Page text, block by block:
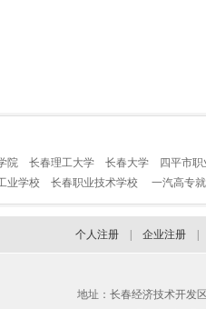
院 长春理工大学 长春大学
四平市
业学校 长春职业技术学校 一汽高专
个人注册 企业注册
地址：长春经济技术开发